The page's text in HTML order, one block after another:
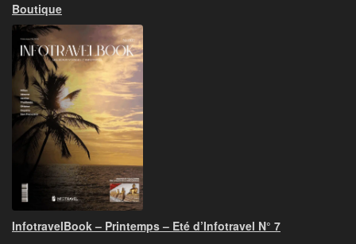
Boutique
InfotravelBook – Printemps – Eté d’Infotravel N° 7